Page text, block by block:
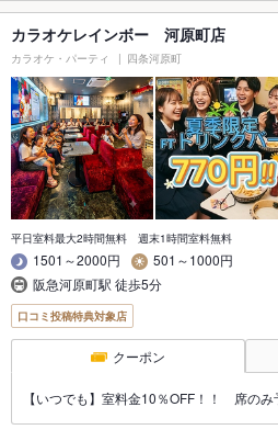
カラオケレインボー 河原町店
カラオケ・パーティ 四条河原町
平日室料最大2時間無料 週末1時間室料無料
1501～2000円
501～1000円
阪急河原町駅 徒歩5分
口コミ投稿特典対象店
クーポン
【いつでも】室料金10％OFF！！ 席のみ